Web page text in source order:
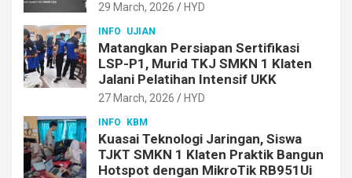
29 March, 2026 HYD
INFO UJIAN
Matangkan Persiapan Sertifikasi
LSP-P1, Murid TKJ SMKN 1 Klaten
Jalani Pelatihan Intensif UKK
27 March, 2026 HYD
INFO KBM
Kuasai Teknologi Jaringan, Siswa
TJKT SMKN 1 Klaten Praktik Bangun
Hotspot dengan MikroTik RB951Ui